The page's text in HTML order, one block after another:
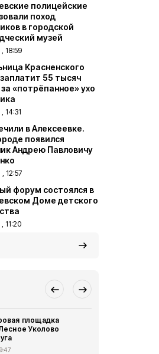
полицейские
поход
в городской
музей
, 18:59
Красненского
55 тысяч
«потрёпанное» ухо
14:31
в Алексеевке.
появился
Андрею Павловичу
, 12:57
форум состоялся в
Доме детского
11:20
площадка
Уколово